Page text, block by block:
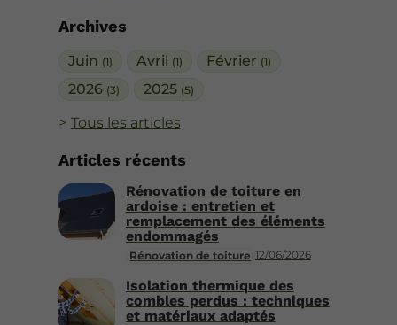
Archives
Juin (1) Avril (1) Février (1)
2026 (3) 2025 (5)
Tous les articles
Articles récents
Rénovation de toiture 12/06/2026
Rénovation de toiture en
ardoise : entretien et
remplacement des éléments
endommagés
Isolation thermique des
combles perdus : techniques
et matériaux adaptés